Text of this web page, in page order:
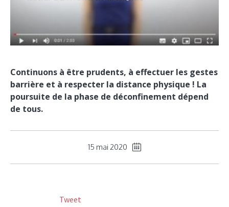
Continuons à être prudents, à effectuer les gestes
barrière et à respecter la distance physique ! La
poursuite de la phase de déconfinement dépend
de tous.
15 mai 2020
Tweet